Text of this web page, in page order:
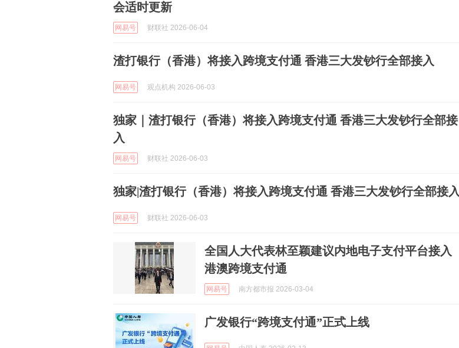
会适时更新
网易号 财联社 2026-06-04
渣打银行（香港）将接入跨境支付通 香港三大发钞行全部接入
网易号 观点机构 2026-06-03
独家｜渣打银行（香港）将接入跨境支付通 香港三大发钞行全部接
入
网易号 财联社 2026-06-03
独家|渣打银行（香港）将接入跨境支付通 香港三大发钞行全部接入
网易号 财联社 2026-06-03
全国人大代表林至颖建议内地电子支付平台接入
港澳跨境支付通
网易号 南方都市报 2026-03-04
广发银行“跨境支付通”正式上线